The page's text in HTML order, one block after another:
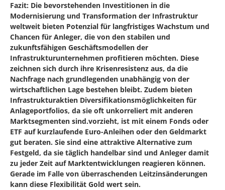
Fazit: Die bevorstehenden Investitionen in die
Modernisierung und Transformation der Infrastruktur
weltweit bieten Potenzial für langfristiges Wachstum und
Chancen für Anleger, die von den stabilen und
zukunftsfähigen Geschäftsmodellen der
Infrastrukturunternehmen profitieren möchten. Diese
zeichnen sich durch ihre Krisenresistenz aus, da die
Nachfrage nach grundlegenden unabhängig von der
wirtschaftlichen Lage bestehen bleibt. Zudem bieten
Infrastrukturaktien Diversifikationsmöglichkeiten für
Anlageportfolios, da sie oft unkorreliert mit anderen
Marktsegmenten sind.vorzieht, ist mit einem Fonds oder
ETF auf kurzlaufende Euro-Anleihen oder den Geldmarkt
gut beraten. Sie sind eine attraktive Alternative zum
Festgeld, da sie täglich handelbar sind und Anleger damit
zu jeder Zeit auf Marktentwicklungen reagieren können.
Gerade im Falle von überraschenden Leitzinsänderungen
kann diese Flexibilität Gold wert sein.